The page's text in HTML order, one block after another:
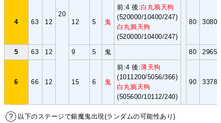
20
4 63 12 12 5 鬼
前:4 後:白丸鴉天狗
(520000/10400/247)
白丸鴉天狗
(520000/10400/247)
80 3080
5 63 12 9 5 鬼 80 2965
6 66 12 15 6 鬼
前:4 後:薄天狗
(1011200/5056/366)
白丸鴉天狗
(505600/10112/240)
90 3378
以下のステージで銀魔鬼出現(ランダムの可能性あり)